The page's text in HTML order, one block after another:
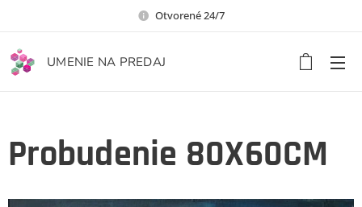
Otvorené 24/7
UMENIE NA PREDAJ
Probudenie 80X60CM